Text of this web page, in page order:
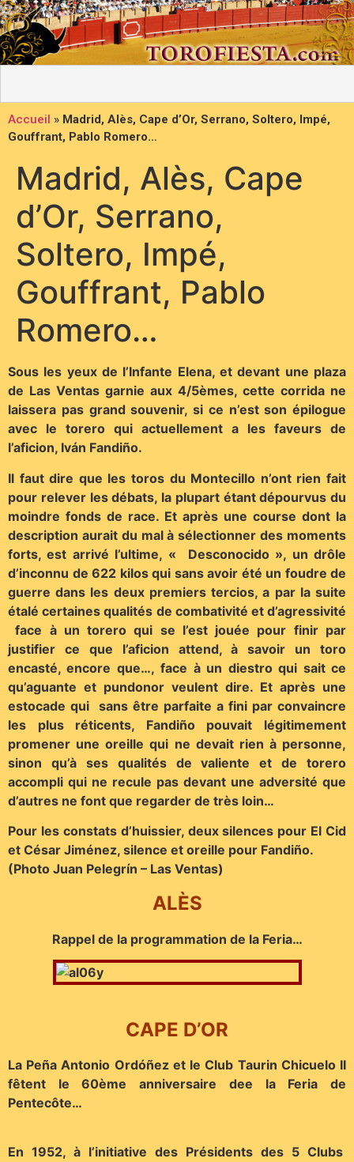
Accueil » Madrid, Alès, Cape d’Or, Serrano, Soltero, Impé,
Gouffrant, Pablo Romero…
Madrid, Alès, Cape
d’Or, Serrano,
Soltero, Impé,
Gouffrant, Pablo
Romero…
Sous les yeux de l’Infante Elena, et devant une plaza
de Las Ventas garnie aux 4/5èmes, cette corrida ne
laissera pas grand souvenir, si ce n’est son épilogue
avec le torero qui actuellement a les faveurs de
l’aficion, Iván Fandiño.
Il faut dire que les toros du Montecillo n’ont rien fait
pour relever les débats, la plupart étant dépourvus du
moindre fonds de race. Et après une course dont la
description aurait du mal à sélectionner des moments
forts, est arrivé l’ultime, « Desconocido », un drôle
d’inconnu de 622 kilos qui sans avoir été un foudre de
guerre dans les deux premiers tercios, a par la suite
étalé certaines qualités de combativité et d’agressivité
face à un torero qui se l’est jouée pour finir par
justifier ce que l’aficion attend, à savoir un toro
encasté, encore que…, face à un diestro qui sait ce
qu’aguante et pundonor veulent dire. Et après une
estocade qui sans être parfaite a fini par convaincre
les plus réticents, Fandiño pouvait légitimement
promener une oreille qui ne devait rien à personne,
sinon qu’à ses qualités de valiente et de torero
accompli qui ne recule pas devant une adversité que
d’autres ne font que regarder de très loin…
Pour les constats d’huissier, deux silences pour El Cid
et César Jiménez, silence et oreille pour Fandiño.
(Photo Juan Pelegrín – Las Ventas)
ALÈS
Rappel de la programmation de la Feria…
CAPE D’OR
La Peña Antonio Ordóñez et le Club Taurin Chicuelo II
fêtent le 60ème anniversaire dee la Feria de
Pentecôte…
En 1952, à l’initiative des Présidents des 5 Clubs